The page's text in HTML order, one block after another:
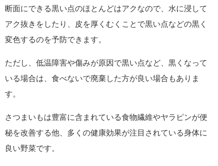
断面にできる黒い点のほとんどはアクなので、水に浸して
アク抜きをしたり、皮を厚くむくことで黒い点などの黒く
変色するのを予防できます。
ただし、低温障害や傷みが原因で黒い点など、黒くなって
いる場合は、食べないで廃棄した方が良い場合もありま
す。
さつまいもは豊富に含まれている食物繊維やヤラピンが便
秘を改善する他、多くの健康効果が注目されている身体に
良い野菜です。